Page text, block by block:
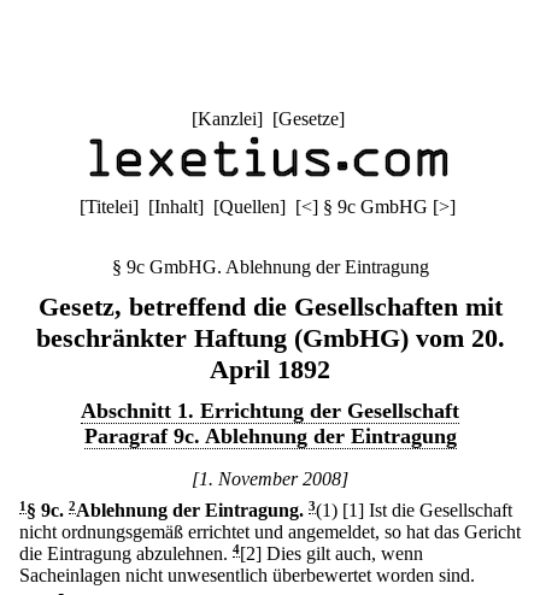
[Kanzlei] [Gesetze]
[Titelei] [Inhalt] [Quellen] [<] § 9c GmbHG [>]
§ 9c GmbHG. Ablehnung der Eintragung
Gesetz, betreffend die Gesellschaften mit
beschränkter Haftung (GmbHG) vom 20.
April 1892
Abschnitt 1. Errichtung der Gesellschaft
Paragraf 9c. Ablehnung der Eintragung
[1. November 2008]
1 § 9c. 2Ablehnung der Eintragung. 3(1) [1] Ist die Gesellschaft
nicht ordnungsgemäß errichtet und angemeldet, so hat das Gericht
die Eintragung abzulehnen. 4[2] Dies gilt auch, wenn
Sacheinlagen nicht unwesentlich überbewertet worden sind.